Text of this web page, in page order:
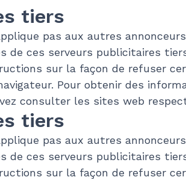
tiers
pas aux autres
ces serveurs publicitaires
sur la façon de refuser
Pour obtenir des
consulter les sites web
tiers
pas aux autres
ces serveurs publicitaires
sur la façon de refuser